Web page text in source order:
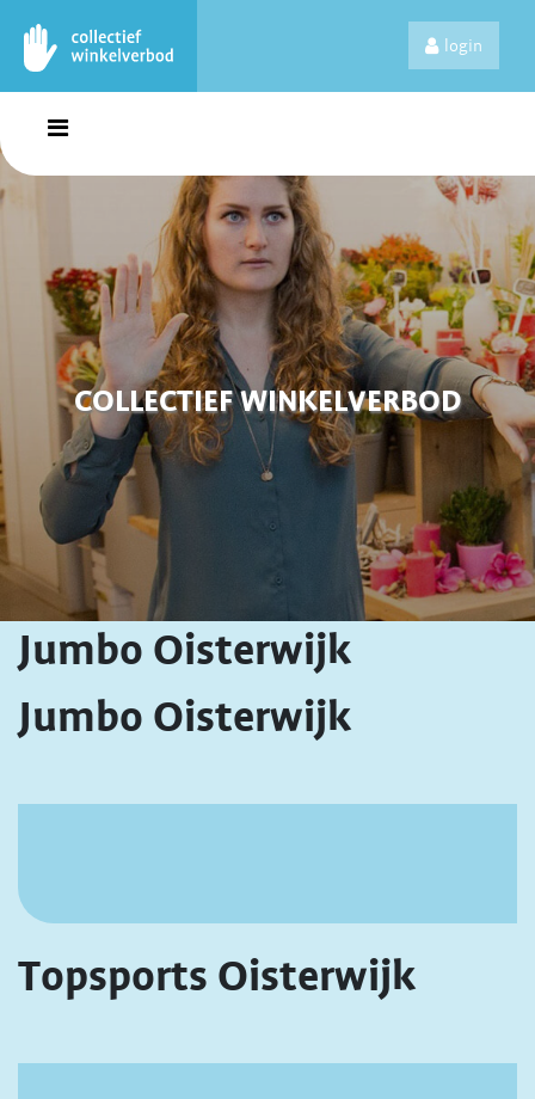
login
COLLECTIEF WINKELVERBOD
Jumbo Oisterwijk
Jumbo Oisterwijk
Topsports Oisterwijk